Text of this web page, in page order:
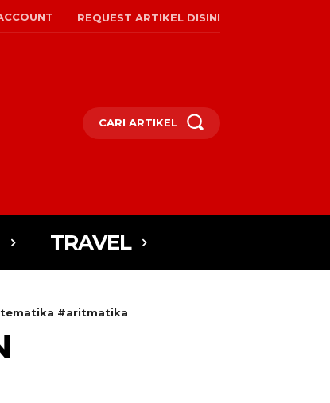
REQUEST ARTIKEL DISINI
CARI ARTIKEL
TRAVEL
#aritmatika